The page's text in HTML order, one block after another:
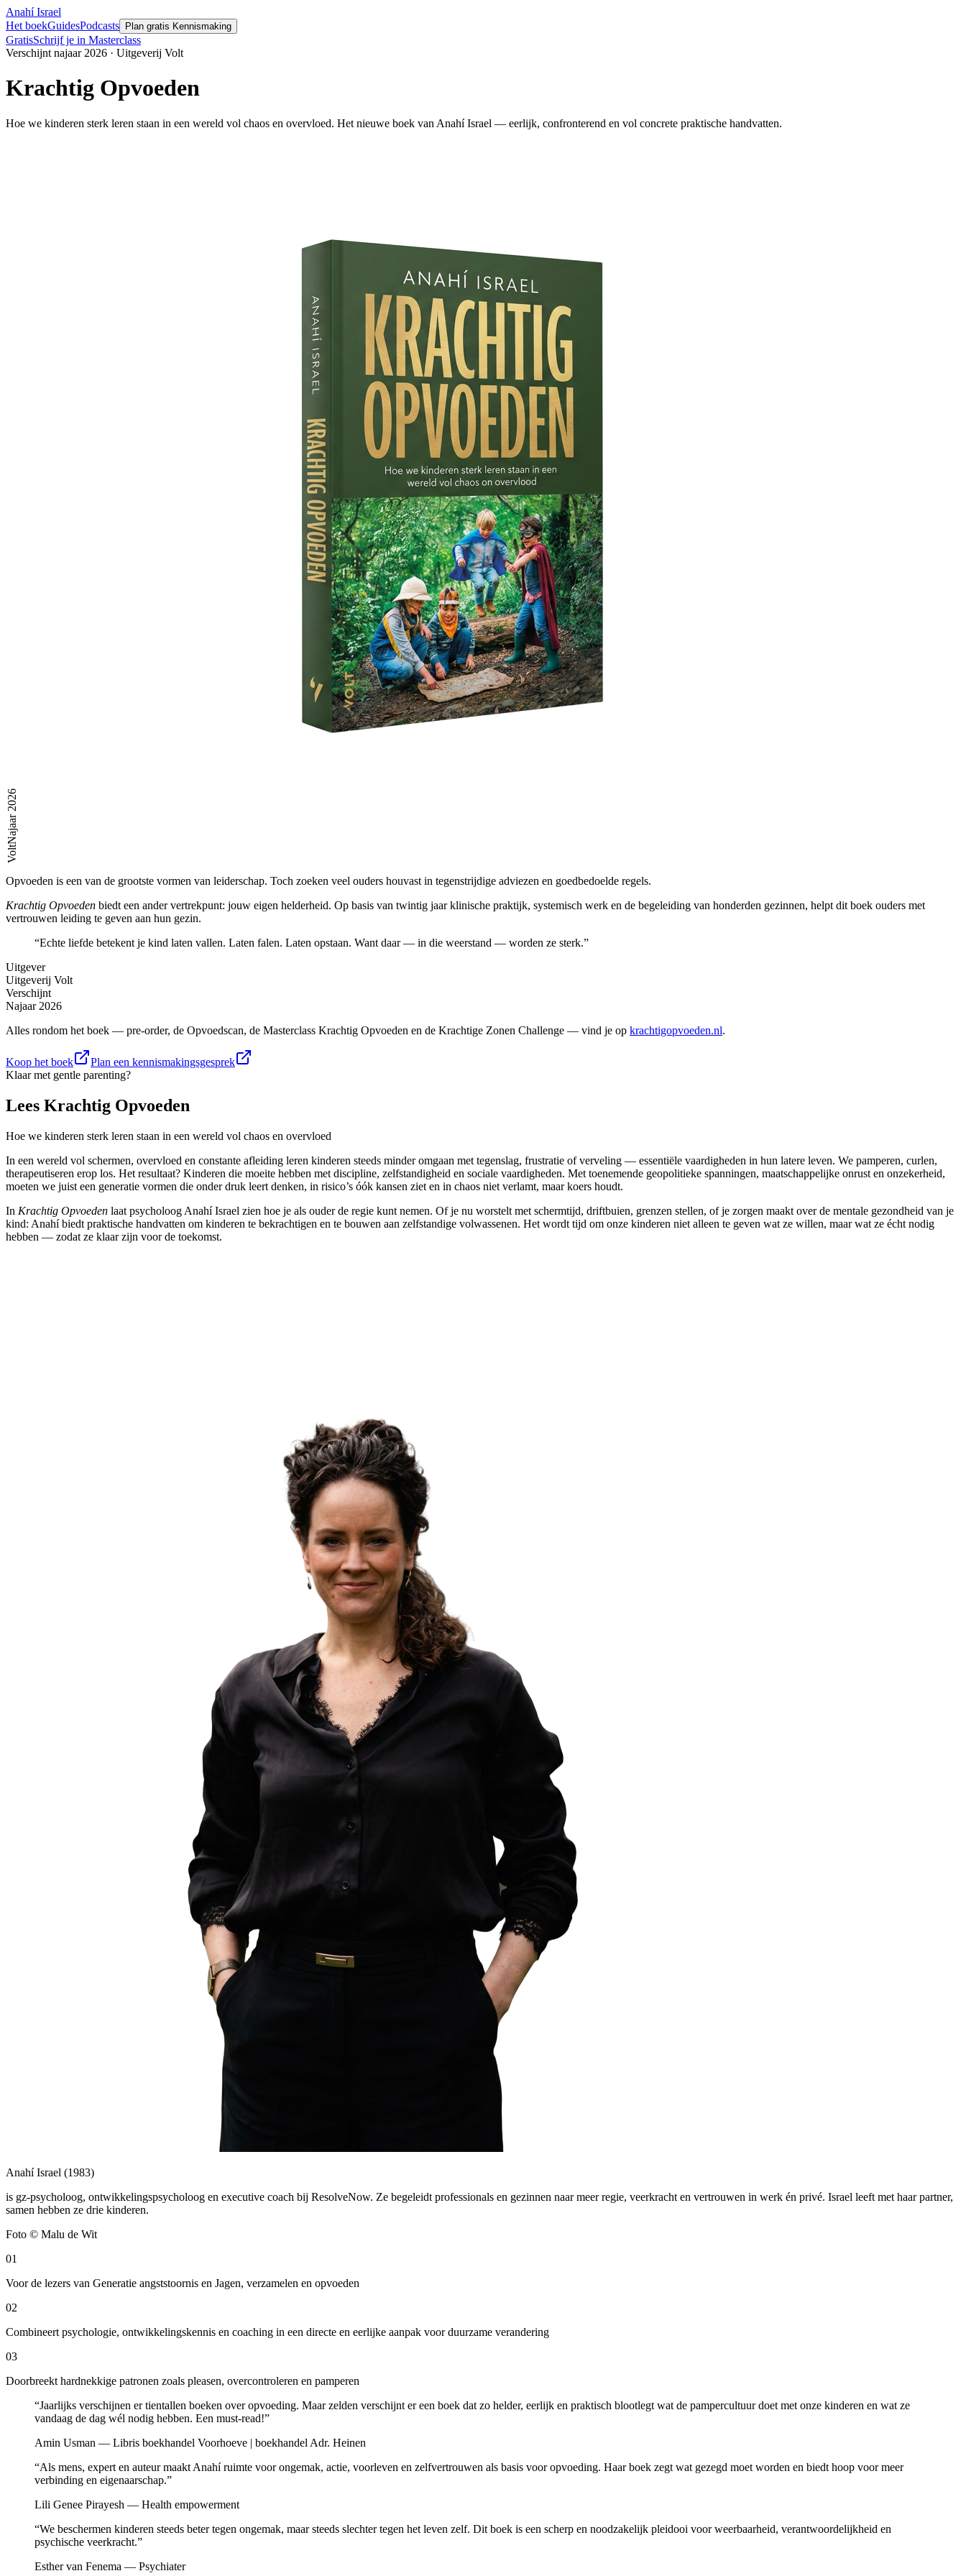
Anahí Israel
Het boekGuidesPodcasts Plan gratis Kennismaking
GratisSchrijf je in Masterclass
Verschijnt najaar 2026 · Uitgeverij Volt
Krachtig Opvoeden
Hoe we kinderen sterk leren staan in een wereld vol chaos en overvloed. Het nieuwe boek van Anahí Israel — eerlijk, confronterend en vol concrete praktische handvatten.
Volt
Najaar 2026
Opvoeden is een van de grootste vormen van leiderschap. Toch zoeken veel ouders houvast in tegenstrijdige adviezen en goedbedoelde regels.
Krachtig Opvoeden biedt een ander vertrekpunt: jouw eigen helderheid. Op basis van twintig jaar klinische praktijk, systemisch werk en de begeleiding van honderden gezinnen, helpt dit boek ouders met
vertrouwen leiding te geven aan hun gezin.
“Echte liefde betekent je kind laten vallen. Laten falen. Laten opstaan. Want daar — in die weerstand — worden ze sterk.”
Uitgever
Uitgeverij Volt
Verschijnt
Najaar 2026
Alles rondom het boek — pre-order, de Opvoedscan, de Masterclass Krachtig Opvoeden en de Krachtige Zonen Challenge — vind je op krachtigopvoeden.nl.
Koop het boek
Plan een kennismakingsgesprek
Klaar met gentle parenting?
Lees Krachtig Opvoeden
Hoe we kinderen sterk leren staan in een wereld vol chaos en overvloed
In een wereld vol schermen, overvloed en constante afleiding leren kinderen steeds minder omgaan met tegenslag, frustratie of verveling — essentiële vaardigheden in hun latere leven. We pamperen, curlen,
therapeutiseren erop los. Het resultaat? Kinderen die moeite hebben met discipline, zelfstandigheid en sociale vaardigheden. Met toenemende geopolitieke spanningen, maatschappelijke onrust en onzekerheid,
moeten we juist een generatie vormen die onder druk leert denken, in risico’s óók kansen ziet en in chaos niet verlamt, maar koers houdt.
In Krachtig Opvoeden laat psycholoog Anahí Israel zien hoe je als ouder de regie kunt nemen. Of je nu worstelt met schermtijd, driftbuien, grenzen stellen, of je zorgen maakt over de mentale gezondheid van je
kind: Anahí biedt praktische handvatten om kinderen te bekrachtigen en te bouwen aan zelfstandige volwassenen. Het wordt tijd om onze kinderen niet alleen te geven wat ze willen, maar wat ze écht nodig
hebben — zodat ze klaar zijn voor de toekomst.
Anahí Israel (1983)
is gz-psycholoog, ontwikkelingspsycholoog en executive coach bij ResolveNow. Ze begeleidt professionals en gezinnen naar meer regie, veerkracht en vertrouwen in werk én privé. Israel leeft met haar partner,
samen hebben ze drie kinderen.
Foto © Malu de Wit
01
Voor de lezers van Generatie angststoornis en Jagen, verzamelen en opvoeden
02
Combineert psychologie, ontwikkelingskennis en coaching in een directe en eerlijke aanpak voor duurzame verandering
03
Doorbreekt hardnekkige patronen zoals pleasen, overcontroleren en pamperen
“Jaarlijks verschijnen er tientallen boeken over opvoeding. Maar zelden verschijnt er een boek dat zo helder, eerlijk en praktisch blootlegt wat de pampercultuur doet met onze kinderen en wat ze
vandaag de dag wél nodig hebben. Een must-read!”
Amin Usman — Libris boekhandel Voorhoeve | boekhandel Adr. Heinen
“Als mens, expert en auteur maakt Anahí ruimte voor ongemak, actie, voorleven en zelfvertrouwen als basis voor opvoeding. Haar boek zegt wat gezegd moet worden en biedt hoop voor meer
verbinding en eigenaarschap.”
Lili Genee Pirayesh — Health empowerment
“We beschermen kinderen steeds beter tegen ongemak, maar steeds slechter tegen het leven zelf. Dit boek is een scherp en noodzakelijk pleidooi voor weerbaarheid, verantwoordelijkheid en
psychische veerkracht.”
Esther van Fenema — Psychiater